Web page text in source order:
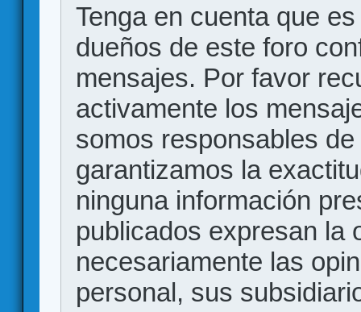
Tenga en cuenta que
dueños de este foro
mensajes. Por favor
activamente los
somos responsables
garantizamos la
ninguna información
publicados expresan la
necesariamente las
personal, sus